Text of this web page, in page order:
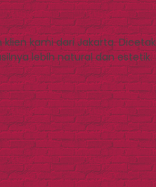
kami dari Jakarta.
lebih natural dan estetik.